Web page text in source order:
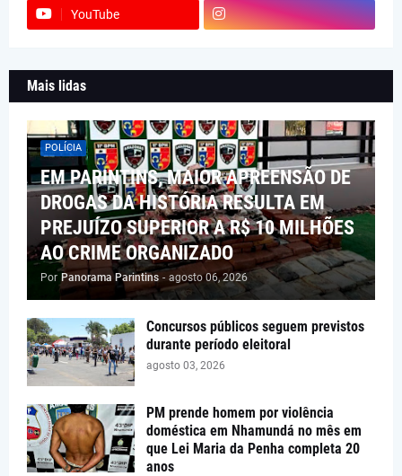
YouTube
Mais lidas
POLÍCIA
EM PARINTINS, MAIOR APREENSÃO DE
DROGAS DA HISTÓRIA RESULTA EM
PREJUÍZO SUPERIOR A R$ 10 MILHÕES
AO CRIME ORGANIZADO
Por Panorama Parintins - agosto 06, 2026
Concursos públicos seguem previstos
durante período eleitoral
agosto 03, 2026
PM prende homem por violência
doméstica em Nhamundá no mês em
que Lei Maria da Penha completa 20
anos